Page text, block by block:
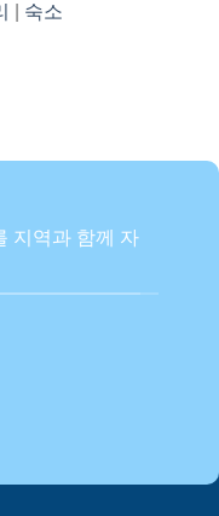
숙소
지역과 함께 자